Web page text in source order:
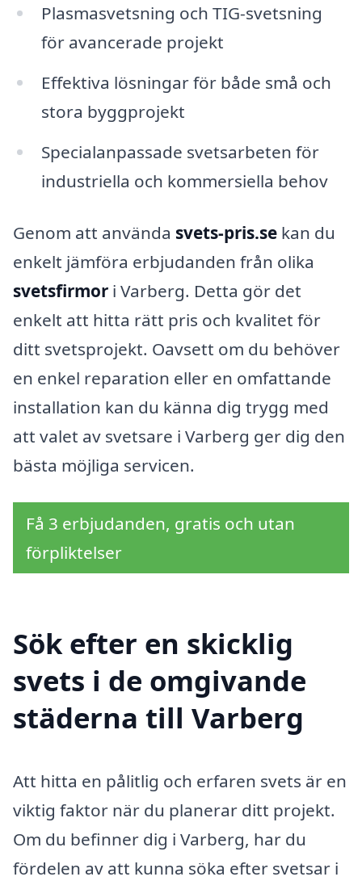
Plasmasvetsning och TIG-svetsning
för avancerade projekt
Effektiva lösningar för både små och
stora byggprojekt
Specialanpassade svetsarbeten för
industriella och kommersiella behov
Genom att använda svets-pris.se kan du
enkelt jämföra erbjudanden från olika
svetsfirmor i Varberg. Detta gör det
enkelt att hitta rätt pris och kvalitet för
ditt svetsprojekt. Oavsett om du behöver
en enkel reparation eller en omfattande
installation kan du känna dig trygg med
att valet av svetsare i Varberg ger dig den
bästa möjliga servicen.
Få 3 erbjudanden, gratis och utan
förpliktelser
Sök efter en skicklig
svets i de omgivande
städerna till Varberg
Att hitta en pålitlig och erfaren svets är en
viktig faktor när du planerar ditt projekt.
Om du befinner dig i Varberg, har du
fördelen av att kunna söka efter svetsar i